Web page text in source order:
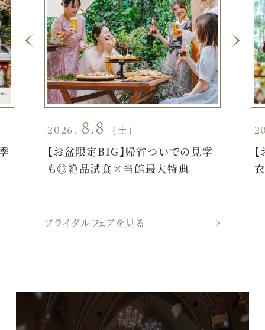
2026. 8.8
（土）
【お盆限定BIG】帰省ついでの見学
も◎絶品試食×当館最大特典
ブライダルフェアを見る